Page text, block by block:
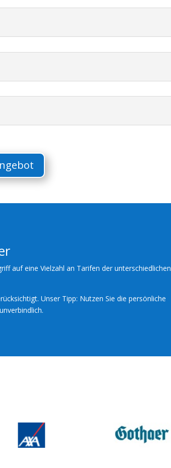
auf eine Vielzahl an Tarifen der unterschiedlichen
Unser Tipp: Nutzen Sie die persönliche